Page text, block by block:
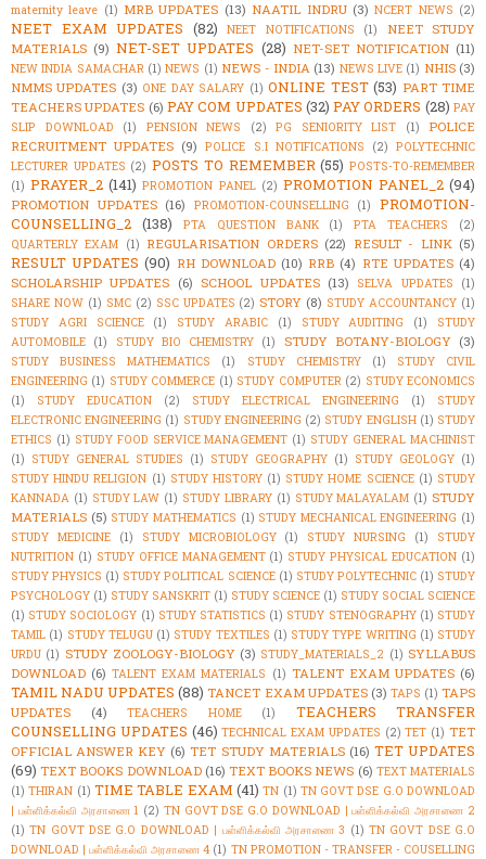
maternity leave (1) MRB UPDATES (13) NAATIL INDRU (3) NCERT NEWS (2)
NEET EXAM UPDATES (82) NEET NOTIFICATIONS (1)
NEET STUDY
MATERIALS (9) NET-SET UPDATES (28) NET-SET NOTIFICATION (11)
NEW INDIA SAMACHAR (1) NEWS (1) NEWS - INDIA (13) NEWS LIVE (1) NHIS (3)
NMMS UPDATES (3) ONE DAY SALARY (1) ONLINE TEST (53) PART TIME
TEACHERS UPDATES (6) PAY COM UPDATES (32) PAY ORDERS (28) PAY
SLIP DOWNLOAD
(1) PENSION NEWS (2) PG SENIORITY LIST (1)
POLICE
RECRUITMENT UPDATES (9) POLICE S.I NOTIFICATIONS (2) POLYTECHNIC
LECTURER UPDATES (2) POSTS TO REMEMBER (55) POSTS-TO-REMEMBER
(1) PRAYER_2 (141) PROMOTION PANEL (2) PROMOTION PANEL_2 (94)
PROMOTION UPDATES (16) PROMOTION-COUNSELLING (1)
PROMOTION-
COUNSELLING_2 (138) PTA QUESTION BANK (1) PTA TEACHERS
(2)
QUARTERLY EXAM (1) REGULARISATION ORDERS (22) RESULT - LINK (5)
RESULT UPDATES (90) RH DOWNLOAD (10) RRB (4) RTE UPDATES (4)
SCHOLARSHIP UPDATES (6) SCHOOL UPDATES (13) SELVA UPDATES
(1)
SHARE NOW (1) SMC (2) SSC UPDATES (2) STORY (8) STUDY ACCOUNTANCY (1)
STUDY AGRI SCIENCE
(1) STUDY ARABIC (1) STUDY AUDITING (1)
STUDY
AUTOMOBILE (1) STUDY BIO CHEMISTRY (1) STUDY BOTANY-BIOLOGY (3)
STUDY BUSINESS MATHEMATICS (1) STUDY CHEMISTRY (1)
STUDY CIVIL
ENGINEERING (1) STUDY COMMERCE (1) STUDY COMPUTER (2) STUDY ECONOMICS
(1)
STUDY EDUCATION (2) STUDY ELECTRICAL ENGINEERING (1)
STUDY
ELECTRONIC ENGINEERING (1) STUDY ENGINEERING (2) STUDY ENGLISH (1) STUDY
ETHICS (1) STUDY FOOD SERVICE MANAGEMENT (1) STUDY GENERAL MACHINIST
(1) STUDY GENERAL STUDIES (1) STUDY GEOGRAPHY (1) STUDY GEOLOGY (1)
STUDY HINDU RELIGION (1) STUDY HISTORY (1) STUDY HOME SCIENCE (1) STUDY
KANNADA (1) STUDY LAW (1) STUDY LIBRARY (1) STUDY MALAYALAM (1) STUDY
MATERIALS (5) STUDY MATHEMATICS (1) STUDY MECHANICAL ENGINEERING (1)
STUDY MEDICINE
(1) STUDY MICROBIOLOGY (1) STUDY NURSING (1)
STUDY
NUTRITION (1) STUDY OFFICE MANAGEMENT (1) STUDY PHYSICAL EDUCATION (1)
STUDY PHYSICS (1) STUDY POLITICAL SCIENCE (1) STUDY POLYTECHNIC (1) STUDY
PSYCHOLOGY (1) STUDY SANSKRIT (1) STUDY SCIENCE (1) STUDY SOCIAL SCIENCE
(1) STUDY SOCIOLOGY (1) STUDY STATISTICS (1) STUDY STENOGRAPHY (1) STUDY
TAMIL (1) STUDY TELUGU (1) STUDY TEXTILES (1) STUDY TYPE WRITING (1) STUDY
URDU (1) STUDY ZOOLOGY-BIOLOGY (3) STUDY_MATERIALS_2 (1) SYLLABUS
DOWNLOAD (6) TALENT EXAM MATERIALS (1) TALENT EXAM UPDATES (6)
TAMIL NADU UPDATES (88) TANCET EXAM UPDATES (3) TAPS (1) TAPS
UPDATES
(4) TEACHERS HOME (1)
TEACHERS TRANSFER
COUNSELLING UPDATES (46) TECHNICAL EXAM UPDATES (2) TET (1) TET
OFFICIAL ANSWER KEY (6) TET STUDY MATERIALS (16) TET UPDATES
(69) TEXT BOOKS DOWNLOAD (16) TEXT BOOKS NEWS (6) TEXT MATERIALS
(1) THIRAN (1) TIME TABLE EXAM (41) TN (1) TN GOVT DSE G.O DOWNLOAD
| பள்ளிக்கல்வி அரசாணை 1 (2) TN GOVT DSE G.O DOWNLOAD | பள்ளிக்கல்வி அரசாணை 2
(1) TN GOVT DSE G.O DOWNLOAD | பள்ளிக்கல்வி அரசாணை 3 (1) TN GOVT DSE G.O
DOWNLOAD | பள்ளிக்கல்வி அரசாணை 4 (1) TN PROMOTION - TRANSFER - COUSELLING